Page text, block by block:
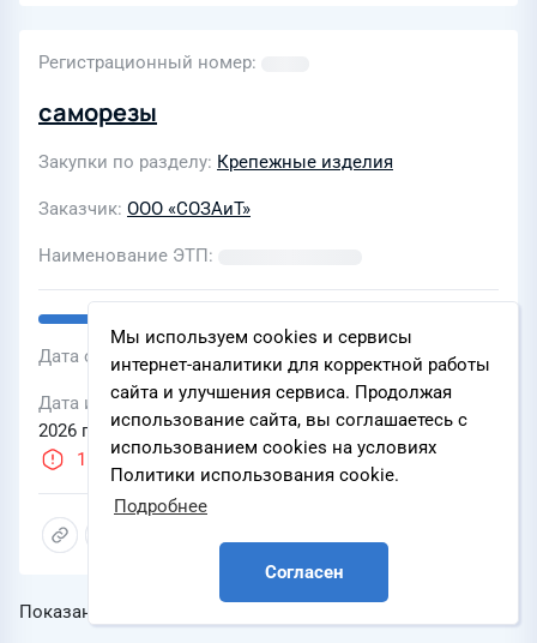
Мы используем cookies и сервисы
интернет-аналитики для корректной работы
сайта и улучшения сервиса. Продолжая
использование сайта, вы соглашаетесь с
использованием cookies на условиях
Политики использования cookie.
Подробнее
Согласен
Регистрационный номер
саморезы
Закупки по разделу Крепежные изделия
Заказчик ООО «СОЗАиТ»
Наименование ЭТП
Дата объявления 07 августа 2026 г., 09:36
Дата и время окончания подачи заявок 10 августа
2026 г., 14:34
1 день
Показаны записи